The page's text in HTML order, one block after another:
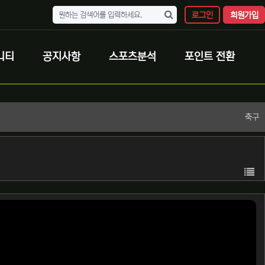
로그인 회원가입
티 공지사항 스포츠분석 포인트 전환
축구
목